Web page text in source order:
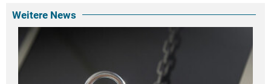
Weitere News